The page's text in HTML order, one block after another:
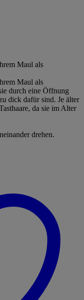
Maul als
Maul als
durch eine Öffnung
dick dafür sind. Je älter
da sie im Alter
drehen.